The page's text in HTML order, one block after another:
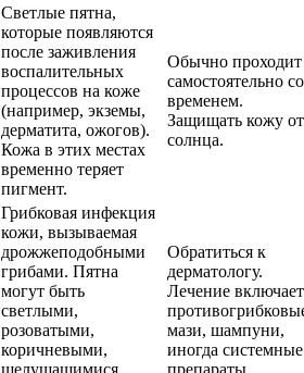
Светлые пятна,
которые появляются
после заживления
воспалительных
процессов на коже
(например, экземы,
дерматита, ожогов).
Кожа в этих местах
временно теряет
пигмент.
Обычно проходит
самостоятельно со
временем.
Защищать кожу от
солнца.
Грибковая инфекция
кожи, вызываемая
дрожжеподобными
грибами. Пятна
могут быть
светлыми,
розоватыми,
коричневыми,
шелушащимися.
Обратиться к
дерматологу.
Лечение включает
мази, шампуни,
иногда системные
препараты.